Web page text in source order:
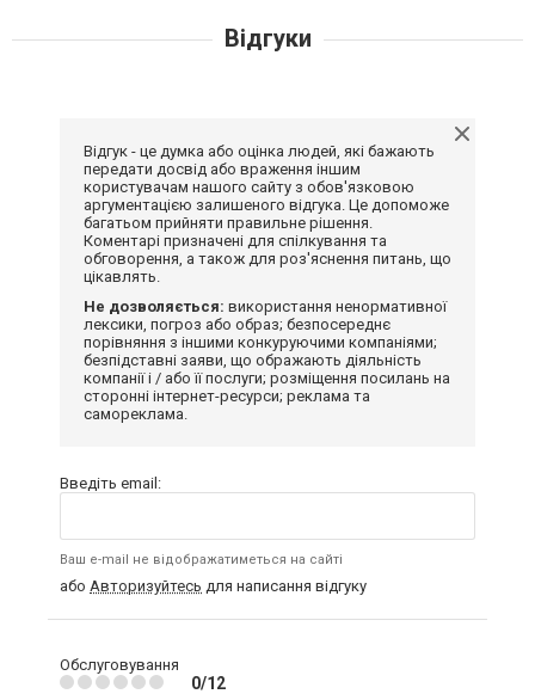
Відгуки
Відгук - це думка або оцінка людей, які бажають
передати досвід або враження іншим
користувачам нашого сайту з обов'язковою
аргументацією залишеного відгука. Це допоможе
багатьом прийняти правильне рішення.
Коментарі призначені для спілкування та
обговорення, а також для роз'яснення питань, що
цікавлять.
Не дозволяється: використання ненормативної
лексики, погроз або образ; безпосереднє
порівняння з іншими конкуруючими компаніями;
безпідставні заяви, що ображають діяльність
компанії і / або її послуги; розміщення посилань на
сторонні інтернет-ресурси; реклама та
самореклама.
Введіть email:
Ваш e-mail не відображатиметься на сайті
або Авторизуйтесь для написання відгуку
Обслуговування
0/12